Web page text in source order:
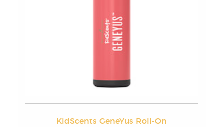
KidScents GeneYus Roll-On